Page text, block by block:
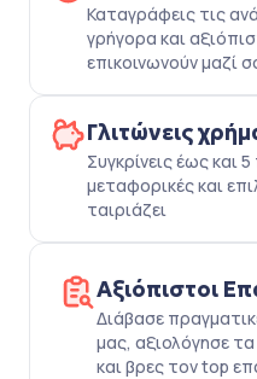
Καταγράφεις τις
γρήγορα και
επικοινωνούν μαζί
Γλιτώνεις
Συγκρίνεις έως
μεταφορικές και
ταιριάζει
Αξιόπιστοι
Διάβασε
μας, αξιολόγησε
και βρες τον top